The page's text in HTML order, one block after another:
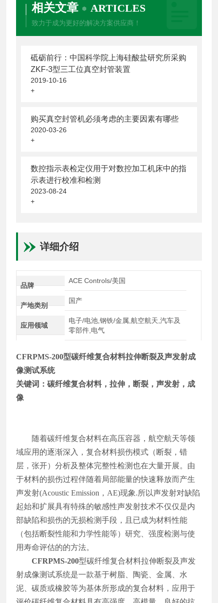
相关文章 ARTICLES
致力于成为更好的解决方案供应商！
砥砺前行：中国科学院上海硅酸盐研究所采购
ZKF-3型三工位真空封管装置
2019-10-16
+
购买真空封管机必须考虑的主要因素有哪些
2020-03-26
+
数控指示表检定仪用于对数控加工机床中的指
示表进行校准和检测
2023-08-24
+
详细介绍
品牌
ACE Controls/美国
产地类别
国产
应用领域
电子/电池,钢铁/金属,航空航天,汽车及
零部件,电气
CFRPMS-200型碳纤维复合材料拉伸断裂及声发射成
像测试系统
关键词：碳纤维复合材料，拉伸，断裂，声发射，成
像
随着碳纤维复合材料在高压容器，航空航天等领
域应用的逐渐深入，复合材料损伤模式（断裂，错
层，张开）分析及整体完整性检测也在大量开展。由
于材料的损伤过程伴随着局部能量的快速释放而产生
声发射(Acoustic Emission，AE)现象.所以声发射对缺陷
起始和扩展具有特殊的敏感性声发射技术不仅仅是内
部缺陷和损伤的无损检测手段，且已成为材料性能
（包括断裂性能和力学性能等）研究、强度检测与使
用寿命评估的的方法。
CFRPMS-200型碳纤维复合材料拉伸断裂及声发
射成像测试系统是一款基于树脂、陶瓷、金属、水
泥、碳质或橡胶等为基体所形成的复合材料，应用于